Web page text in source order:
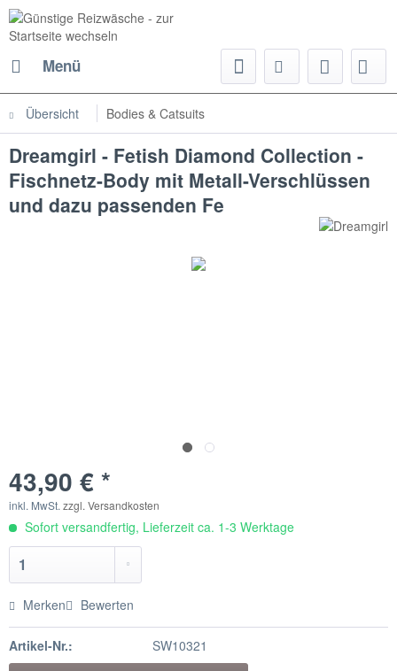
Menü
Übersicht Bodies & Catsuits
Dreamgirl - Fetish Diamond Collection -
Fischnetz-Body mit Metall-Verschlüssen
und dazu passenden Fe
43,90 € *
inkl. MwSt. zzgl. Versandkosten
Sofort versandfertig, Lieferzeit ca. 1-3 Werktage
Merken Bewerten
Artikel-Nr.: SW10321